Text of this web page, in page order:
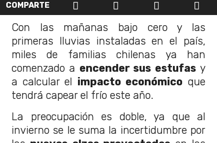
COMPARTE
Con las mañanas bajo cero y las
primeras lluvias instaladas en el país,
miles de familias chilenas ya han
comenzado a encender sus estufas y
a calcular el impacto económico que
tendrá capear el frío este año.
La preocupación es doble, ya que al
invierno se le suma la incertidumbre por